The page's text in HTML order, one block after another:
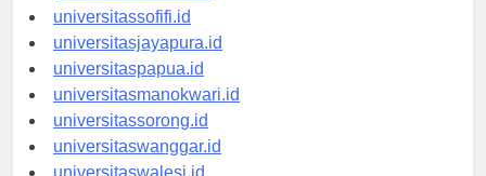
universitasmaluku.id
universitassofifi.id
universitasjayapura.id
universitaspapua.id
universitasmanokwari.id
universitassorong.id
universitaswanggar.id